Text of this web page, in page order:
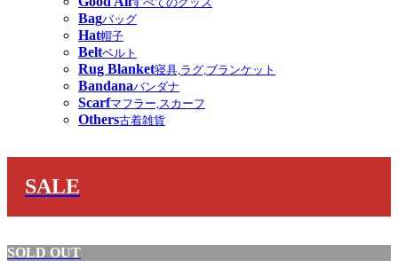
Bagバッグ
Hat帽子
Beltベルト
Rug Blanket寝具,ラグ,ブランケット
Bandanaバンダナ
Scarfマフラー,スカーフ
Others古着雑貨
SALE
SOLD OUT